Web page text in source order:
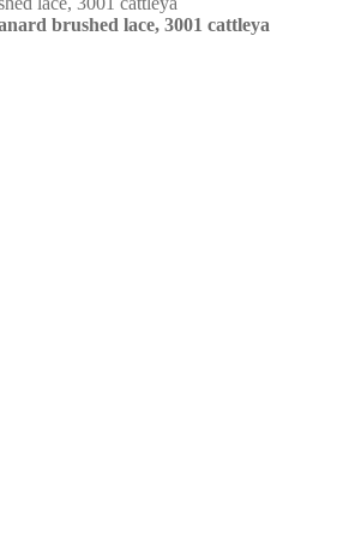
brushed lace, 3001 cattleya